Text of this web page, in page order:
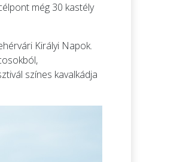
még 30 kastély
Királyi Napok.
színes kavalkádja